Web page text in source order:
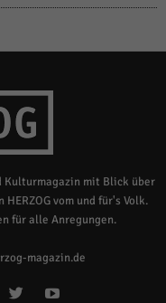
Kulturmagazin mit Blick über
vom und für's Volk.
für alle Anregungen.
magazin.de